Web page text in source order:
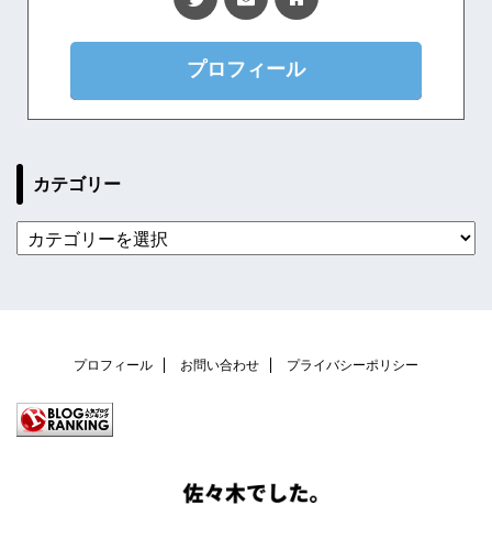
プロフィール
カテゴリー
プロフィール お問い合わせ プライバシーポリシー